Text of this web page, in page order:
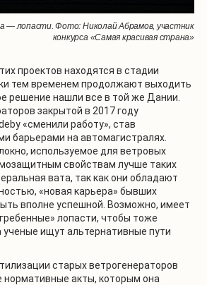
— лопасти. Фото: Николай Абрамов, участник
конкурса «Самая красивая страна»
проектов находятся в стадии
тем временем продолжают выходить
решение нашли все в той же Дании.
закрытой в 2017 году
«сменили работу», став
барьерами на автомагистралях.
используемое для ветровых
свойствам лучше таких
вата, так как они обладают
«новая карьера» бывших
вполне успешной. Возможно, имеет
лопасти, чтобы тоже
ученые ищут альтернативные пути
старых ветрогенераторов
нормативные акты, которым она